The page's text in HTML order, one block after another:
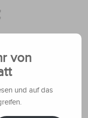
von
und auf das